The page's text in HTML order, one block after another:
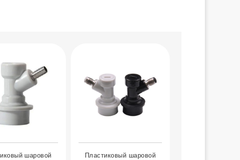
шаровой
Пластиковый шаровой